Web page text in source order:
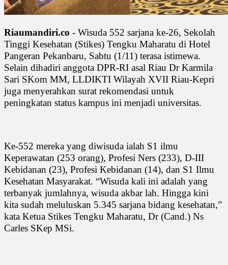
Riaumandiri.co - Wisuda 552 sarjana ke-26, Sekolah
Tinggi Kesehatan (Stikes) Tengku Maharatu di Hotel
Pangeran Pekanbaru, Sabtu (1/11) terasa istimewa.
Selain dihadiri anggota DPR-RI asal Riau Dr Karmila
Sari SKom MM, LLDIKTI Wilayah XVII Riau-Kepri
juga menyerahkan surat rekomendasi untuk
peningkatan status kampus ini menjadi universitas.
Ke-552 mereka yang diwisuda ialah S1 ilmu
Keperawatan (253 orang), Profesi Ners (233), D-III
Kebidanan (23), Profesi Kebidanan (14), dan S1 Ilmu
Kesehatan Masyarakat. “Wisuda kali ini adalah yang
terbanyak jumlahnya, wisuda akbar lah. Hingga kini
kita sudah meluluskan 5.345 sarjana bidang kesehatan,”
kata Ketua Stikes Tengku Maharatu, Dr (Cand.) Ns
Carles SKep MSi.